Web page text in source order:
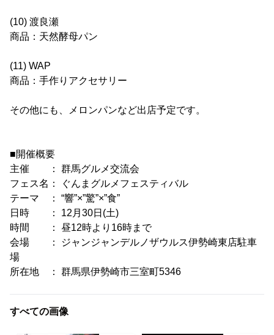
(10) 渡良瀬
商品：天然酵母パン
(11) WAP
商品：手作りアクセサリー
その他にも、メロンパンなど出店予定です。
■開催概要
主催 ： 群馬グルメ交流会
フェス名： ぐんまグルメフェスティバル
テーマ ： “響”×”驚”×”食”
日時 ： 12月30日(土)
時間 ： 昼12時より16時まで
会場 ： ジャンジャンデルノザウルス伊勢崎東店駐車
場
所在地 ： 群馬県伊勢崎市三室町5346
すべての画像